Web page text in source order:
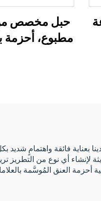
حبل مخصص من
مطبوع، أحزمة
بعناية فائقة واهتمامٍ
أحزمة العنق المُوسَّمة